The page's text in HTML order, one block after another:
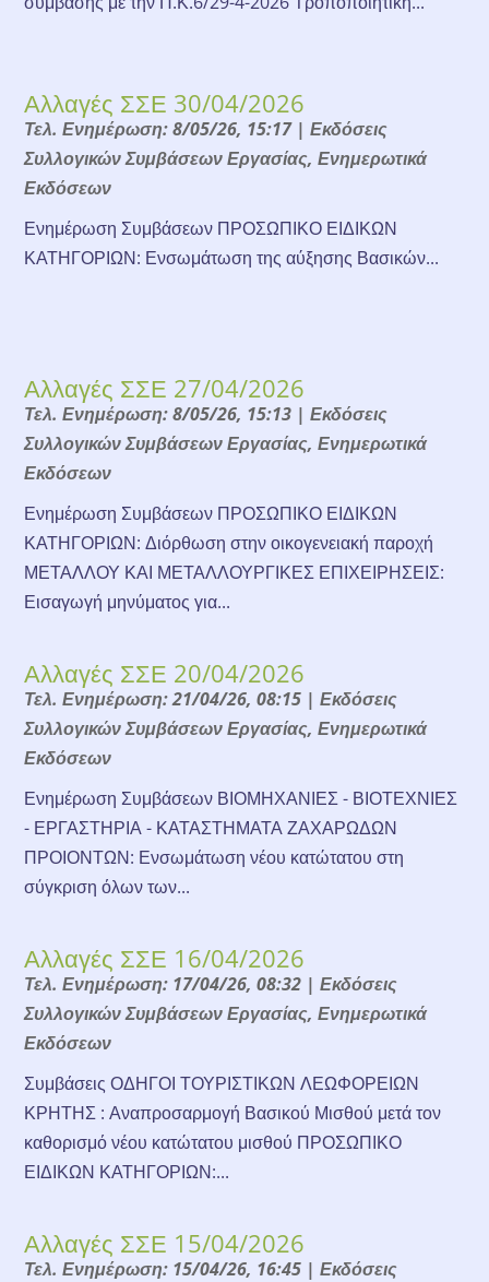
Αλλαγές ΣΣΕ 30/04/2026
Τελ. Ενημέρωση: 8/05/26, 15:17|Εκδόσεις
Συλλογικών Συμβάσεων Εργασίας,Ενημερωτικά
Εκδόσεων
Ενημέρωση Συμβάσεων ΠΡΟΣΩΠΙΚΟ ΕΙΔΙΚΩΝ
ΚΑΤΗΓΟΡΙΩΝ: Ενσωμάτωση της αύξησης Βασικών...
Αλλαγές ΣΣΕ 27/04/2026
Τελ. Ενημέρωση: 8/05/26, 15:13 |Εκδόσεις
Συλλογικών Συμβάσεων Εργασίας,Ενημερωτικά
Εκδόσεων
Ενημέρωση Συμβάσεων ΠΡΟΣΩΠΙΚΟ ΕΙΔΙΚΩΝ
ΚΑΤΗΓΟΡΙΩΝ: Διόρθωση στην οικογενειακή παροχή
ΜΕΤΑΛΛΟΥ ΚΑΙ ΜΕΤΑΛΛΟΥΡΓΙΚΕΣ ΕΠΙΧΕΙΡΗΣΕΙΣ:
Εισαγωγή μηνύματος για...
Αλλαγές ΣΣΕ 20/04/2026
Τελ. Ενημέρωση: 21/04/26, 08:15 |Εκδόσεις
Συλλογικών Συμβάσεων Εργασίας,Ενημερωτικά
Εκδόσεων
Ενημέρωση Συμβάσεων ΒΙΟΜΗΧΑΝΙΕΣ - ΒΙΟΤΕΧΝΙΕΣ
- ΕΡΓΑΣΤΗΡΙΑ - ΚΑΤΑΣΤΗΜΑΤΑ ΖΑΧΑΡΩΔΩΝ
ΠΡΟΙΟΝΤΩΝ: Ενσωμάτωση νέου κατώτατου στη
σύγκριση όλων των...
Αλλαγές ΣΣΕ 16/04/2026
Τελ. Ενημέρωση: 17/04/26, 08:32 |Εκδόσεις
Συλλογικών Συμβάσεων Εργασίας,Ενημερωτικά
Εκδόσεων
Συμβάσεις ΟΔΗΓΟΙ ΤΟΥΡΙΣΤΙΚΩΝ ΛΕΩΦΟΡΕΙΩΝ
ΚΡΗΤΗΣ : Αναπροσαρμογή Βασικού Μισθού μετά τον
καθορισμό νέου κατώτατου μισθού ΠΡΟΣΩΠΙΚΟ
ΕΙΔΙΚΩΝ ΚΑΤΗΓΟΡΙΩΝ:...
Αλλαγές ΣΣΕ 15/04/2026
Τελ. Ενημέρωση: 15/04/26, 16:45 |Εκδόσεις